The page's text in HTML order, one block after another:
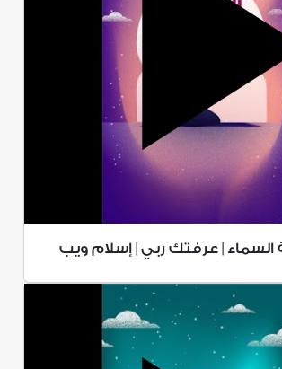
السماء | عرفتك ربي | إسلام ويب